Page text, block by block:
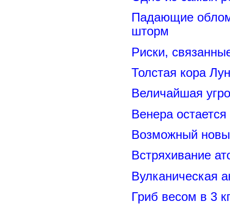
Падающие
шторм
Риски,
Толстая кора
Величайшая
Венера
Возможный
Встряхивание
Вулканическая
Гриб весом в 3